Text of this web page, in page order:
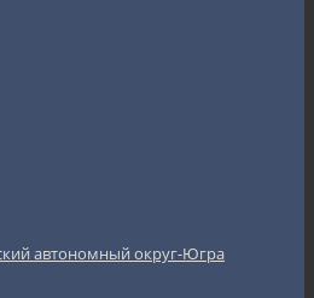
автономный округ-Югра